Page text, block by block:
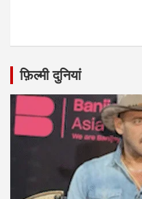
फ़िल्मी दुनियां